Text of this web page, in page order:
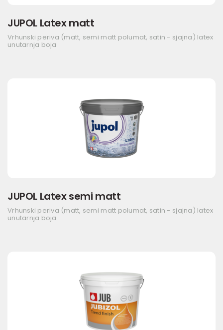
JUPOL Latex matt
Vrhunski periva (matt, semi matt polumat, satin - sjajna) latex
unutarnja boja
JUPOL Latex semi matt
Vrhunski periva (matt, semi matt polumat, satin - sjajna) latex
unutarnja boja